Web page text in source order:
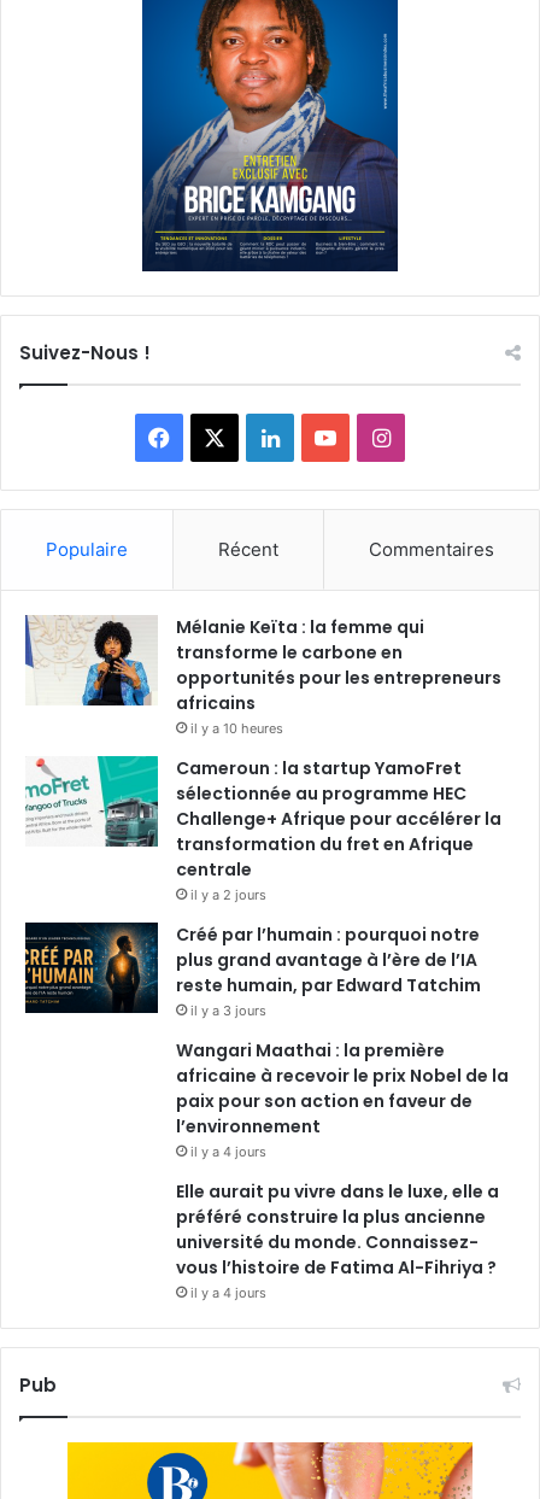
Suivez-Nous !
a
b
o
o
k
L
i
e
d
i
n
o
u
b
I
n
a
g
a
m
Populaire Récent Commentaires
Mélanie Keïta : la femme qui
transforme le carbone en
opportunités pour les entrepreneurs
africains
il y a 10 heures
Cameroun : la startup YamoFret
sélectionnée au programme HEC
Challenge+ Afrique pour accélérer la
transformation du fret en Afrique
centrale
il y a 2 jours
Créé par l’humain : pourquoi notre
plus grand avantage à l’ère de l’IA
reste humain, par Edward Tatchim
il y a 3 jours
Wangari Maathai : la première
africaine à recevoir le prix Nobel de la
paix pour son action en faveur de
l’environnement
il y a 4 jours
Elle aurait pu vivre dans le luxe, elle a
préféré construire la plus ancienne
université du monde. Connaissez-
vous l’histoire de Fatima Al-Fihriya ?
il y a 4 jours
Pub